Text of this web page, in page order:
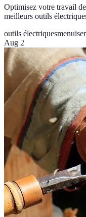
Optimisez votre travail
meilleurs outils
outils électriques
Aug 2